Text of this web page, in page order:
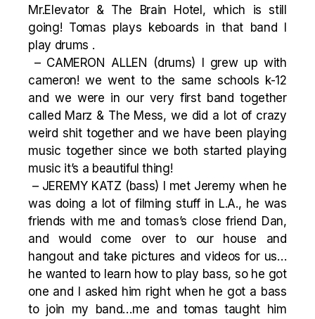
Mr.Elevator & The Brain Hotel, which is still
going! Tomas plays keboards in that band I
play drums .
– CAMERON ALLEN (drums) I grew up with
cameron! we went to the same schools k-12
and we were in our very first band together
called Marz & The Mess, we did a lot of crazy
weird shit together and we have been playing
music together since we both started playing
music it’s a beautiful thing!
– JEREMY KATZ (bass) I met Jeremy when he
was doing a lot of filming stuff in L.A., he was
friends with me and tomas’s close friend Dan,
and would come over to our house and
hangout and take pictures and videos for us…
he wanted to learn how to play bass, so he got
one and I asked him right when he got a bass
to join my band…me and tomas taught him